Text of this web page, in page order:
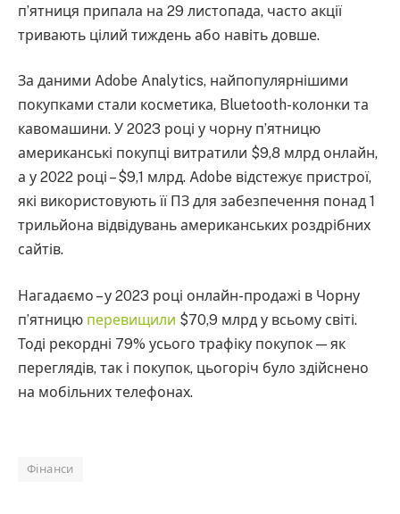
п’ятниця припала на 29 листопада, часто акції
тривають цілий тиждень або навіть довше.
За даними Adobe Analytics, найпопулярнішими
покупками стали косметика, Bluetooth-колонки та
кавомашини. У 2023 році у чорну п’ятницю
американські покупці витратили $9,8 млрд онлайн,
а у 2022 році – $9,1 млрд. Adobe відстежує пристрої,
які використовують її ПЗ для забезпечення понад 1
трильйона відвідувань американських роздрібних
сайтів.
Нагадаємо – у 2023 році онлайн-продажі в Чорну
п’ятницю перевищили $70,9 млрд у всьому світі.
Тоді рекордні 79% усього трафіку покупок — як
переглядів, так і покупок, цьогоріч було здійснено
на мобільних телефонах.
Фінанси